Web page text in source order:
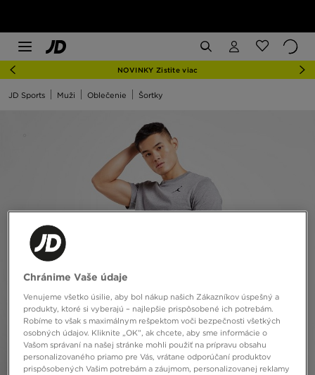
NOVINKY Zistite viac
JD Sports Muži Oblečenie Šortky
Chránime Vaše údaje
Venujeme všetko úsilie, aby bol nákup našich Zákazníkov úspešný a
produkty, ktoré si vyberajú – najlepšie prispôsobené ich potrebám.
Robíme to však s maximálnym rešpektom voči bezpečnosti všetkých
osobných údajov. Kliknite „OK”, ak chcete, aby sme informácie o
Vašom správaní na našej stránke mohli použiť na prípravu obsahu
personalizovaného priamo pre Vás, vrátane odporúčaní produktov
prispôsobených Vašim potrebám a záujmom, personalizovanej reklamy